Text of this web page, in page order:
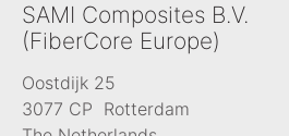
SAMI Composites B.V.
(FiberCore Europe)
Oostdijk 25
3077 CP Rotterdam